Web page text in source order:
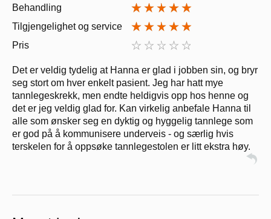
Behandling
Tilgjengelighet og service
Pris
Det er veldig tydelig at Hanna er glad i jobben sin, og bryr
seg stort om hver enkelt pasient. Jeg har hatt mye
tannlegeskrekk, men endte heldigvis opp hos henne og
det er jeg veldig glad for. Kan virkelig anbefale Hanna til
alle som ønsker seg en dyktig og hyggelig tannlege som
er god på å kommunisere underveis - og særlig hvis
terskelen for å oppsøke tannlegestolen er litt ekstra høy.